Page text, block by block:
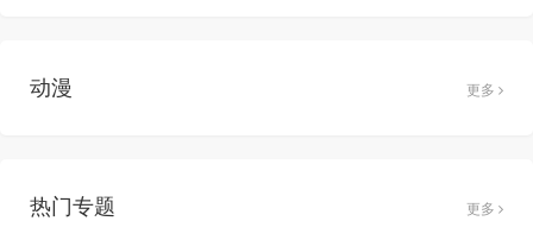
动漫 更多
热门专题 更多